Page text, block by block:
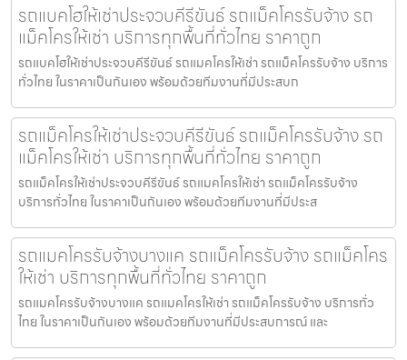
รถแบคโฮให้เช่าประจวบคีรีขันธ์ รถแม็คโครรับจ้าง รถ
แม็คโครให้เช่า บริการทุกพื้นที่ทั่วไทย ราคาถูก
รถแบคโฮให้เช่าประจวบคีรีขันธ์ รถแมคโครให้เช่า รถแม็คโครรับจ้าง บริการ
ทั่วไทย ในราคาเป็นกันเอง พร้อมด้วยทีมงานที่มีประสบก
รถแม็คโครให้เช่าประจวบคีรีขันธ์ รถแม็คโครรับจ้าง รถ
แม็คโครให้เช่า บริการทุกพื้นที่ทั่วไทย ราคาถูก
รถแม็คโครให้เช่าประจวบคีรีขันธ์ รถแมคโครให้เช่า รถแม็คโครรับจ้าง
บริการทั่วไทย ในราคาเป็นกันเอง พร้อมด้วยทีมงานที่มีประส
รถแมคโครรับจ้างบางแค รถแม็คโครรับจ้าง รถแม็คโคร
ให้เช่า บริการทุกพื้นที่ทั่วไทย ราคาถูก
รถแมคโครรับจ้างบางแค รถแมคโครให้เช่า รถแม็คโครรับจ้าง บริการทั่ว
ไทย ในราคาเป็นกันเอง พร้อมด้วยทีมงานที่มีประสบการณ์ และ